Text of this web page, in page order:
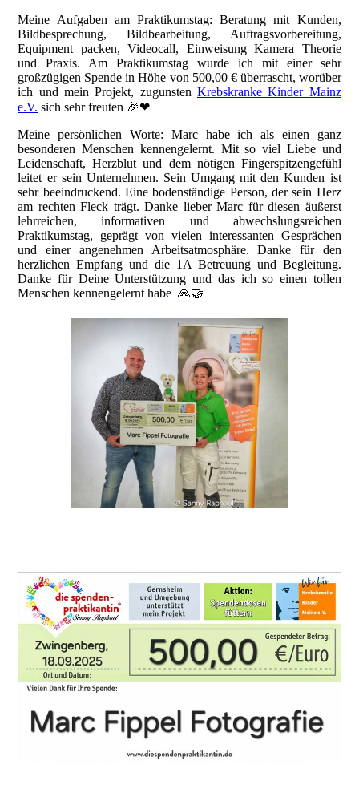
Meine Aufgaben am Praktikumstag: Beratung mit Kunden,
Bildbesprechung, Bildbearbeitung, Auftragsvorbereitung,
Equipment packen, Videocall, Einweisung Kamera Theorie
und Praxis. Am Praktikumstag wurde ich mit einer sehr
großzügigen Spende in Höhe von 500,00 € überrascht, worüber
ich und mein Projekt, zugunsten Krebskranke Kinder Mainz
e.V. sich sehr freuten 🎉❤
Meine persönlichen Worte: Marc habe ich als einen ganz
besonderen Menschen kennengelernt. Mit so viel Liebe und
Leidenschaft, Herzblut und dem nötigen Fingerspitzengefühl
leitet er sein Unternehmen. Sein Umgang mit den Kunden ist
sehr beeindruckend. Eine bodenständige Person, der sein Herz
am rechten Fleck trägt. Danke lieber Marc für diesen äußerst
lehrreichen, informativen und abwechslungsreichen
Praktikumstag, geprägt von vielen interessanten Gesprächen
und einer angenehmen Arbeitsatmosphäre. Danke für den
herzlichen Empfang und die 1A Betreuung und Begleitung.
Danke für Deine Unterstützung und das ich so einen tollen
Menschen kennengelernt habe 🙏🤝